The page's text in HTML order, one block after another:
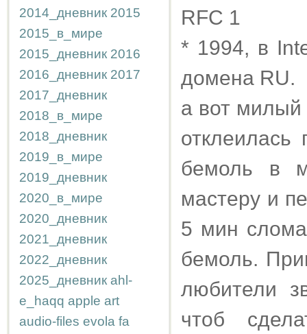
2014_дневник 2015
2015_в_мире
2015_дневник 2016
2016_дневник 2017
2017_дневник
2018_в_мире
2018_дневник
2019_в_мире
2019_дневник
2020_в_мире
2020_дневник
2021_дневник
2022_дневник
2025_дневник ahl-
e_haqq apple art
audio-files evola fa
RFC 1
* 1994, в
домена RU.
а вот
бемоль в
мастеру и
5 мин
бемоль.
любители
чтоб